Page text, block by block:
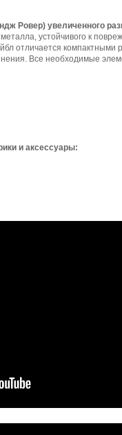
Ровер) увеличенного
устойчивого к
отличается компактными
Все необходимые
и аксессуары: